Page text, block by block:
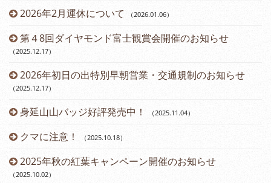
2026年2月運休について （2026.01.06）
第４8回ダイヤモンド富士観賞会開催のお知らせ
（2025.12.17）
2026年初日の出特別早朝営業・交通規制のお知らせ
（2025.12.17）
身延山山バッジ好評発売中！ （2025.11.04）
クマに注意！ （2025.10.18）
2025年秋の紅葉キャンペーン開催のお知らせ
（2025.10.02）